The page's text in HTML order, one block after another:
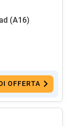
(A16)
OFFERTA